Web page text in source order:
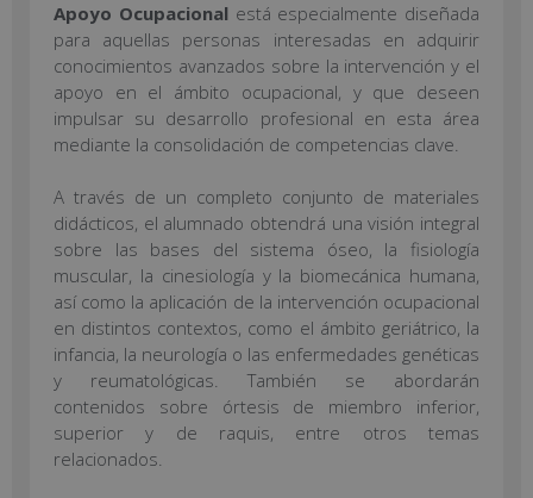
Apoyo Ocupacionalestá especialmente diseñada
para aquellas personas interesadas en adquirir
conocimientos avanzados sobre la intervención y el
apoyo en el ámbito ocupacional, y que deseen
impulsar su desarrollo profesional en esta área
mediante la consolidación de competencias clave.
A través de un completo conjunto de materiales
didácticos, el alumnado obtendrá una visión integral
sobre las bases del sistema óseo, la fisiología
muscular, la cinesiología y la biomecánica humana,
así como la aplicación de la intervención ocupacional
en distintos contextos, como el ámbito geriátrico, la
infancia, la neurología o las enfermedades genéticas
y reumatológicas. También se abordarán
contenidos sobre órtesis de miembro inferior,
superior y de raquis, entre otros temas
relacionados.